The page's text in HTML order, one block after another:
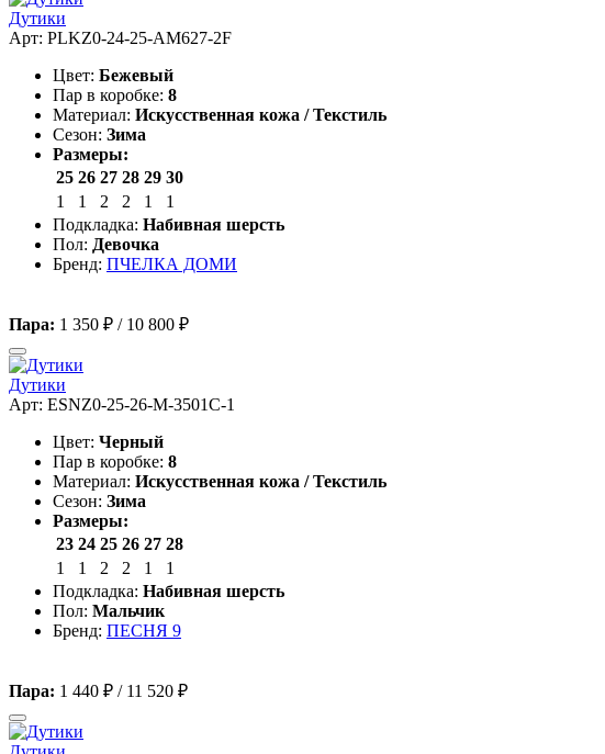
Дутики
Арт: PLKZ0-24-25-AM627-2F
Цвет: Бежевый
Пар в коробке: 8
Материал: Искусственная кожа / Текстиль
Сезон: Зима
Размеры:
25 26 27 28 29 30
1
1 2 2 1
1
Подкладка: Набивная шерсть
Пол: Девочка
Бренд: ПЧЕЛКА ДОМИ
Пара: 1 350 ₽ / 10 800 ₽
Дутики
Арт: ESNZ0-25-26-M-3501C-1
Цвет: Черный
Пар в коробке: 8
Материал: Искусственная кожа / Текстиль
Сезон: Зима
Размеры:
23 24 25 26 27 28
1
1 2 2 1
1
Подкладка: Набивная шерсть
Пол: Мальчик
Бренд: ПЕСНЯ 9
Пара: 1 440 ₽ / 11 520 ₽